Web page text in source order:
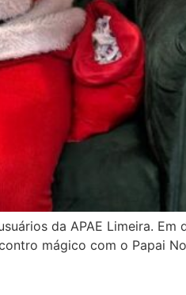
da APAE Limeira. Em
mágico com o Papai